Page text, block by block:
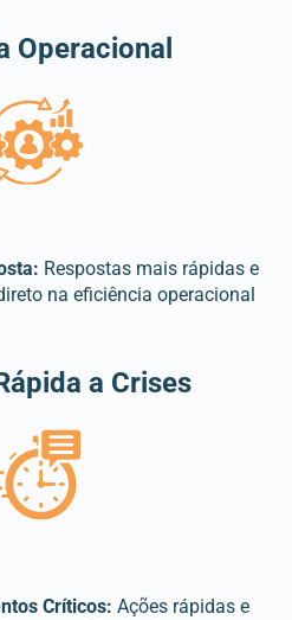
Operacional
Respostas mais rápidas e
na eficiência operacional
a Crises
Críticos: Ações rápidas e